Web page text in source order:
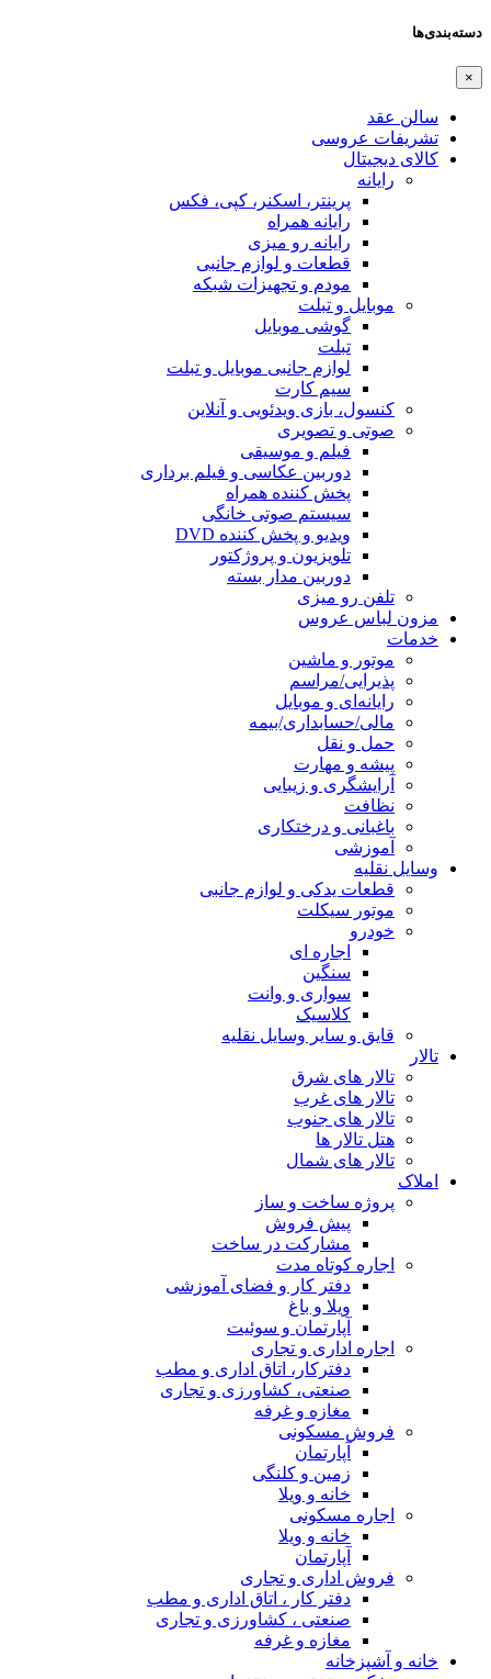
دسته‌بندی‌ها
×
سالن عقد
تشریفات عروسی
کالای دیجیتال
رایانه
پرینتر، اسکنر، کپی، فکس
رایانه همراه
رایانه رو میزی
قطعات و لوازم جانبی
مودم و تجهیزات شبکه
موبایل و تبلت
گوشی موبایل
تبلت
لوازم جانبی موبایل و تبلت
سیم کارت
کنسول، بازی‌ ویدئویی و آنلاین
صوتی و تصویری
فیلم و موسیقی
دوربین عکاسی و فیلم برداری
پخش کننده همراه
سیستم صوتی خانگی
ویدیو و پخش کننده DVD
تلویزیون و پروژکتور
دوربین مدار بسته
تلفن رو میزی
مزون لباس عروس
خدمات
موتور و ماشین
پذیرایی/مراسم
رایانه‌ای و موبایل
مالی/حسابداری/بیمه
حمل و نقل
پیشه و مهارت
آرایشگری و زیبایی
نظافت
باغبانی و درختکاری
آموزشی
وسایل نقلیه
قطعات یدکی و لوازم جانبی
موتور سیکلت
خودرو
اجاره ای
سنگین
سواری و وانت
کلاسیک
قایق و سایر وسایل نقلیه
تالار
تالار های شرق
تالار های غرب
تالار های جنوب
هتل تالار ها
تالار های شمال
املاک
پروژه ساخت و ساز
پیش فروش
مشارکت در ساخت
اجاره کوتاه مدت
دفتر کار و فضای آموزشی
ویلا و باغ
آپارتمان و سوئیت
اجاره اداری و تجاری
دفترکار، اتاق اداری و مطب
صنعتی، کشاورزی و تجاری
مغازه و غرفه
فروش مسکونی
آپارتمان
زمین و کلنگی
خانه و ویلا
اجاره مسکونی
خانه و ویلا
آپارتمان
فروش اداری و تجاری
دفتر کار ، اتاق اداری و مطب
صنعتی ، کشاورزی و تجاری
مغازه و غرفه
خانه و آشپزخانه